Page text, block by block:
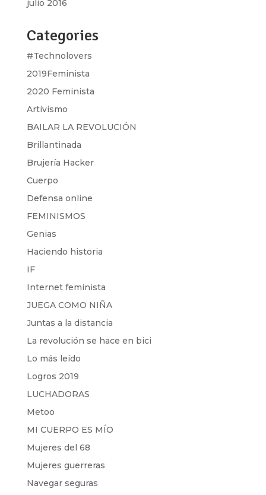
julio 2016
Categories
#Technolovers
2019Feminista
2020 Feminista
Artivismo
BAILAR LA REVOLUCIÓN
Brillantinada
Brujería Hacker
Cuerpo
Defensa online
FEMINISMOS
Genias
Haciendo historia
IF
Internet feminista
JUEGA COMO NIÑA
Juntas a la distancia
La revolución se hace en bici
Lo más leído
Logros 2019
LUCHADORAS
Metoo
MI CUERPO ES MÍO
Mujeres del 68
Mujeres guerreras
Navegar seguras